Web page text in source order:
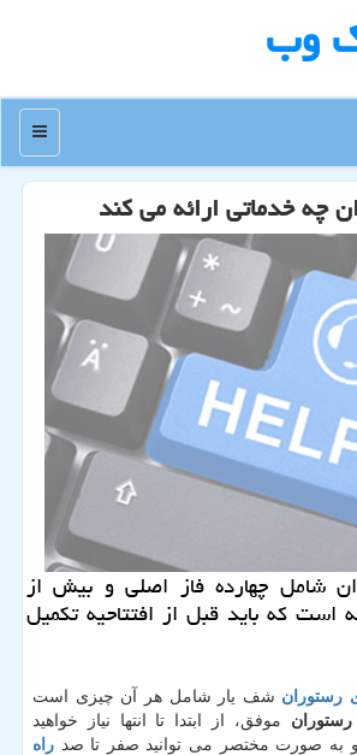
وب
منو
چه خدماتی ارائه می كند
شامل چهارده فاز اصلی و بیش از
كه باید قبل از افتتاحیه تكمیل
رستوران شف یار شامل هر آن چیزی است
رستوران موفق، از ابتدا تا انتها نیاز خواهید
به صورت مختصر می توانید صفر تا صد راه